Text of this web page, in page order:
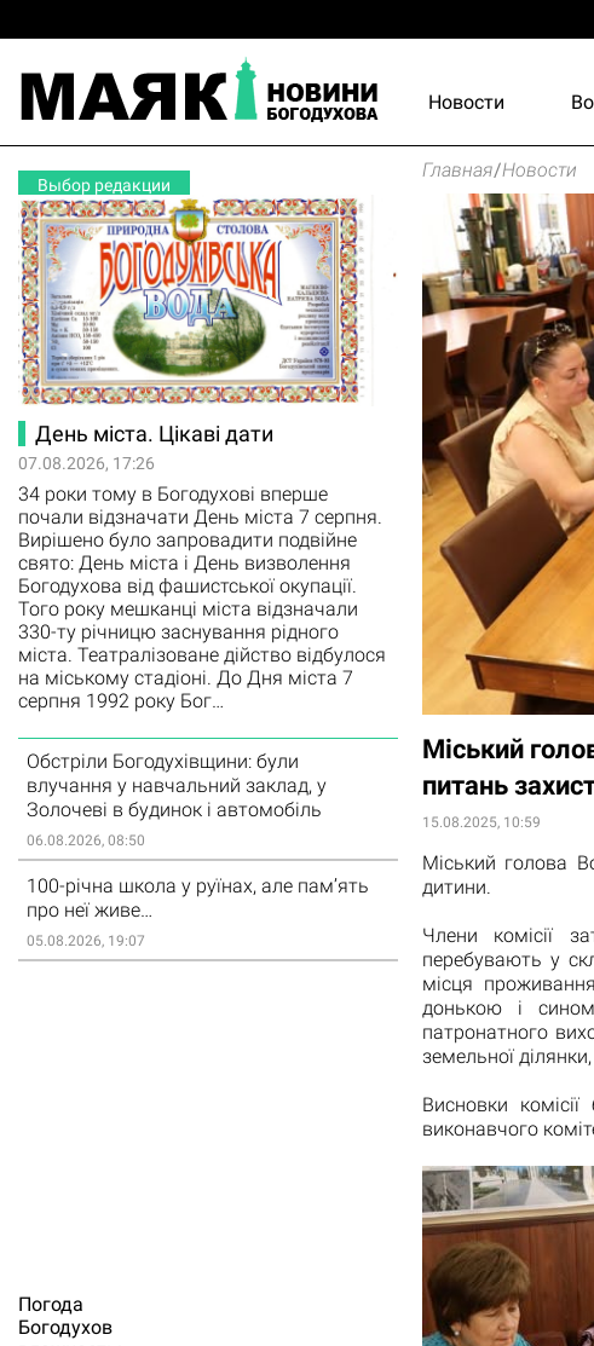
Новости
Выбор редакции
День міста. Цікаві дати
07.08.2026, 17:26
34 роки тому в Богодухові вперше
почали відзначати День міста 7 серпня.
Вирішено було запровадити подвійне
свято: День міста і День визволення
Богодухова від фашистської окупації.
Того року мешканці міста відзначали
330-ту річницю заснування рідного
міста. Театралізоване дійство відбулося
на міському стадіоні. До Дня міста 7
серпня 1992 року Бог…
Обстріли Богодухівщини: були
влучання у навчальний заклад, у
Золочеві в будинок і автомобіль
06.08.2026, 08:50
100-річна школа у руїнах, але пам’ять
про неї живе…
05.08.2026, 19:07
Погода
Богодухов
Главная/Новости
Міський
питань
15.08.2025, 10:59
Міський голова
дитини.
Члени комісії
перебувають у
місця
донькою і
патронатного
земельної
Висновки
виконавчого